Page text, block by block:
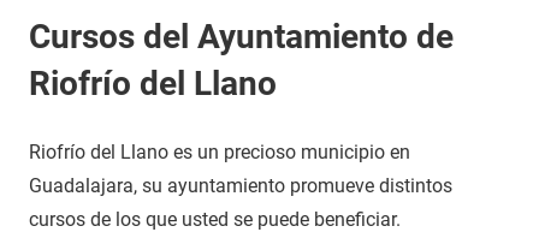
Cursos del Ayuntamiento de
Riofrío del Llano
Riofrío del Llano es un precioso municipio en
Guadalajara, su ayuntamiento promueve distintos
cursos de los que usted se puede beneficiar.